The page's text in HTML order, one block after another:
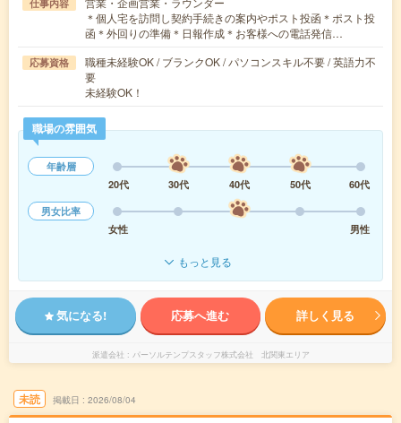
仕事内容
＊個人宅を訪問し契約手続きの案内やポスト投函＊ポスト投
函＊外回りの準備＊日報作成＊お客様への電話発信…
応募資格
職種未経験OK / ブランクOK / パソコンスキル不要 / 英語力不
要
未経験OK！
職場の雰囲気
年齢層
20代
30代 40代 50代
60代
男女比率
女性
男性
もっと見る
気になる! 応募へ進む 詳しく見る
派遣会社 パーソルテンプスタッフ株式会社 北関東エリア
未読 掲載日 2026/08/04